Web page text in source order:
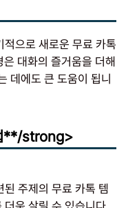
으로 새로운 무료 카톡
데에도 큰 도움이 됩니
**/strong>
주제의 무료 카톡 템